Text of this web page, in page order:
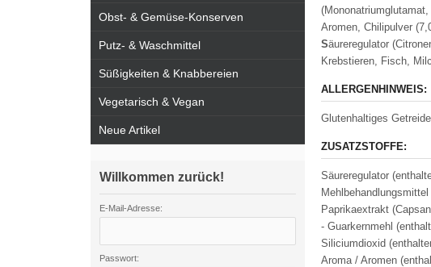
Aromen, Chilipulver
Säureregulator
Krebstieren, Fisch,
ALLERGENHINWEIS:
Glutenhaltiges
ZUSATZSTOFFE:
Säureregulator
Paprikaextrakt
- Guarkernmehl
Siliciumdioxid
Aroma / Aromen
Obst- & Gemüse-Konserven
Putz- & Waschmittel
Süßigkeiten & Knabbereien
Vegetarisch & Vegan
Neue Artikel
Willkommen zurück!
E-Mail-Adresse:
Passwort: